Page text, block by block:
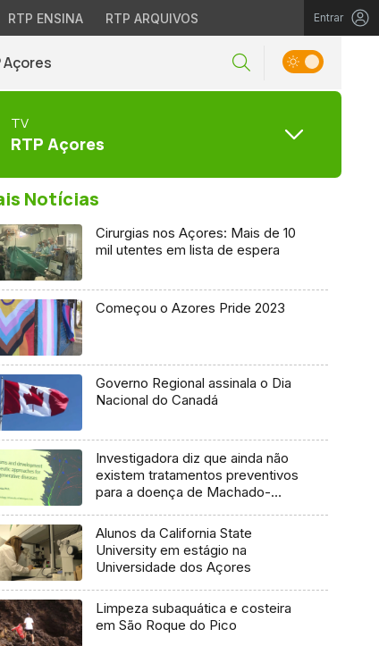
RTP ENSINA RTP ARQUIVOS Entrar
Açores
TV
RTP Açores
Notícias
Cirurgias nos Açores: Mais de 10
mil utentes em lista de espera
Começou o Azores Pride 2023
Governo Regional assinala o Dia
Nacional do Canadá
Investigadora diz que ainda não
existem tratamentos preventivos
para a doença de Machado-
Alunos da California State
University em estágio na
Universidade dos Açores
Limpeza subaquática e costeira
em São Roque do Pico